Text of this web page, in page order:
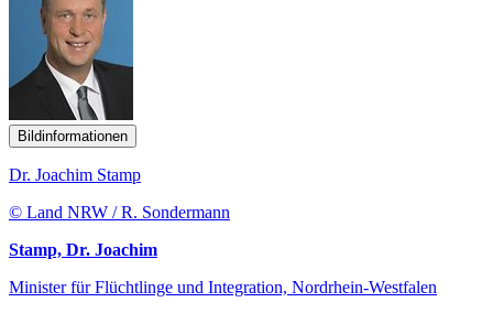
Bildinformationen
Dr. Joachim Stamp
© Land NRW / R. Sondermann
Stamp, Dr. Joachim
Minister für Flüchtlinge und Integration, Nordrhein-Westfalen